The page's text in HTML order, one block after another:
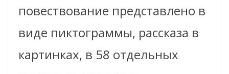
повествование представлено в
виде пиктограммы, рассказа в
картинках, в 58 отдельных